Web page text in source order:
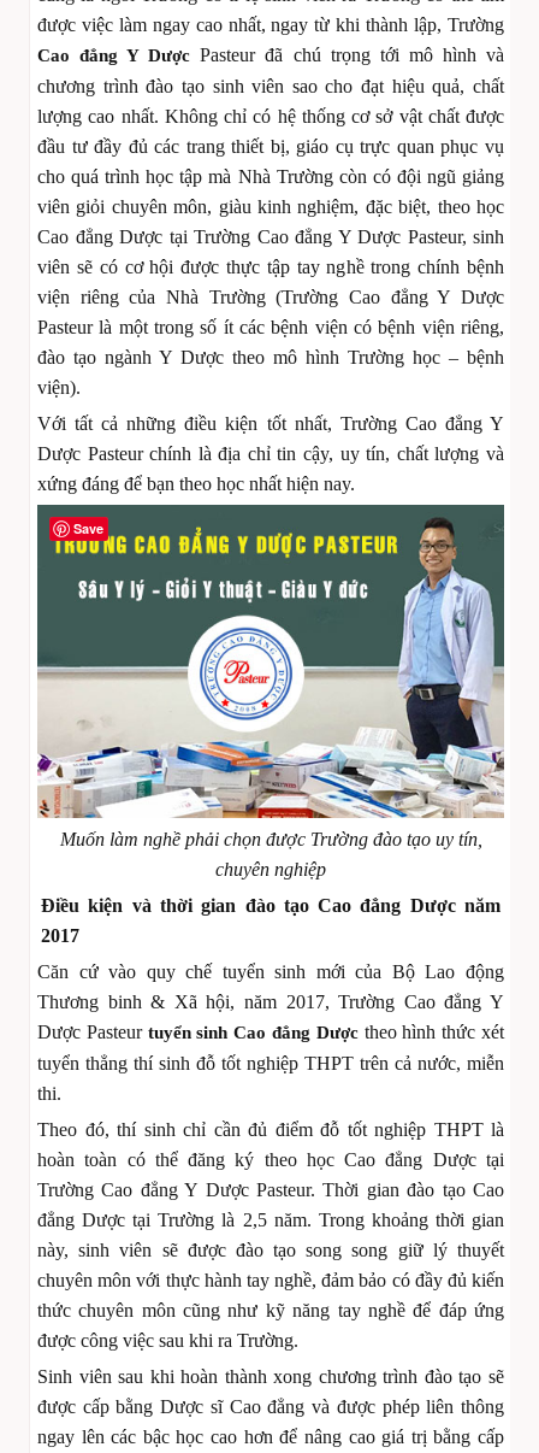
được việc làm ngay cao nhất, ngay từ khi thành lập, Trường
Cao đẳng Y Dược Pasteur đã chú trọng tới mô hình và
chương trình đào tạo sinh viên sao cho đạt hiệu quả, chất
lượng cao nhất. Không chỉ có hệ thống cơ sở vật chất được
đầu tư đầy đủ các trang thiết bị, giáo cụ trực quan phục vụ
cho quá trình học tập mà Nhà Trường còn có đội ngũ giảng
viên giỏi chuyên môn, giàu kinh nghiệm, đặc biệt, theo học
Cao đẳng Dược tại Trường Cao đẳng Y Dược Pasteur, sinh
viên sẽ có cơ hội được thực tập tay nghề trong chính bệnh
viện riêng của Nhà Trường (Trường Cao đẳng Y Dược
Pasteur là một trong số ít các bệnh viện có bệnh viện riêng,
đào tạo ngành Y Dược theo mô hình Trường học – bệnh
viện).
Với tất cả những điều kiện tốt nhất, Trường Cao đẳng Y
Dược Pasteur chính là địa chỉ tin cậy, uy tín, chất lượng và
xứng đáng để bạn theo học nhất hiện nay.
Muốn làm nghề phải chọn được Trường đào tạo uy tín,
chuyên nghiệp
Điều kiện và thời gian đào tạo Cao đẳng Dược năm
2017
Căn cứ vào quy chế tuyển sinh mới của Bộ Lao động
Thương binh & Xã hội, năm 2017, Trường Cao đẳng Y
Dược Pasteur tuyển sinh Cao đẳng Dượctheo hình thức xét
tuyển thẳng thí sinh đỗ tốt nghiệp THPT trên cả nước, miễn
thi.
Theo đó, thí sinh chỉ cần đủ điểm đỗ tốt nghiệp THPT là
hoàn toàn có thể đăng ký theo học Cao đẳng Dược tại
Trường Cao đẳng Y Dược Pasteur. Thời gian đào tạo Cao
đẳng Dược tại Trường là 2,5 năm. Trong khoảng thời gian
này, sinh viên sẽ được đào tạo song song giữ lý thuyết
chuyên môn với thực hành tay nghề, đảm bảo có đầy đủ kiến
thức chuyên môn cũng như kỹ năng tay nghề để đáp ứng
được công việc sau khi ra Trường.
Sinh viên sau khi hoàn thành xong chương trình đào tạo sẽ
được cấp bằng Dược sĩ Cao đẳng và được phép liên thông
ngay lên các bậc học cao hơn để nâng cao giá trị bằng cấp
Save